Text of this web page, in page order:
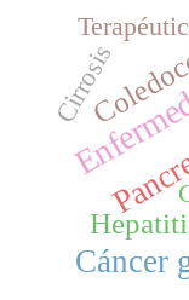
Cáncer
Cirrosis